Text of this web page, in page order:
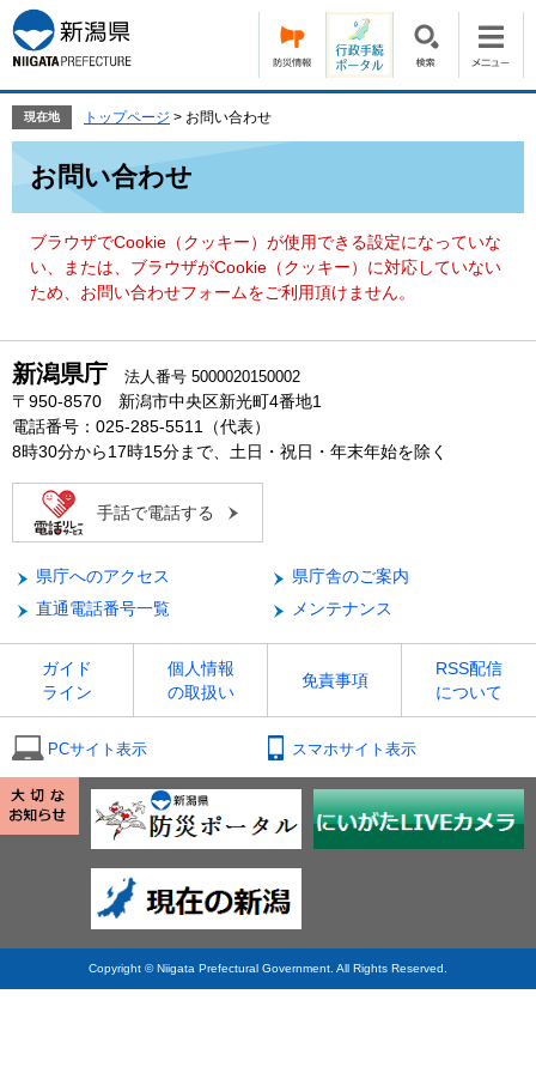
ー
ジ
の
頭
す。
ニ
ュ
ー
飛
て
現在地 トップページ > お問い合わせ
お問い合わせ
ブラウザでCookie（クッキー）が使用できる設定になっていな
い、または、ブラウザがCookie（クッキー）に対応していない
ため、お問い合わせフォームをご利用頂けません。
新潟県庁 法人番号 5000020150002
〒950-8570 新潟市中央区新光町4番地1
電話番号：025-285-5511（代表）
8時30分から17時15分まで、土日・祝日・年末年始を除く
手話で電話する
県庁へのアクセス
県庁舎のご案内
直通電話番号一覧
メンテナンス
ガイド
ライン
個人情報
の取扱い
免責事項
RSS配信
について
PCサイト表示 スマホサイト表示
Copyright © Niigata Prefectural Government. All Rights Reserved.